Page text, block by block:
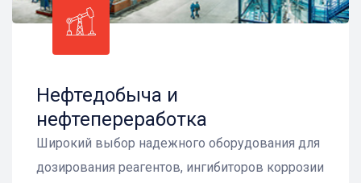
Нефтедобыча и
нефтепереработка
Широкий выбор надежного оборудования для
дозирования реагентов, ингибиторов коррозии